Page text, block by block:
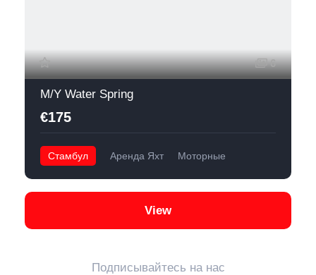
6
M/Y Water Spring
€175
Стамбул Аренда Яхт Моторные
Подписывайтесь на нас
View